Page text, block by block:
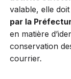
valable, elle
par la
en matière
conservation
courrier.